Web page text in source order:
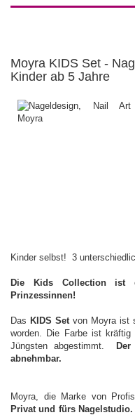
Moyra KIDS Set -
Kinder ab 5 Jahre
Kinder selbst! 3
Die Kids Collection ist
Prinzessinnen!
Das KIDS Set von Moyra ist
worden. Die Farbe ist
Jüngsten abgestimmt.
abnehmbar.
Moyra, die Marke von
Privat und fürs Nagelstudio.